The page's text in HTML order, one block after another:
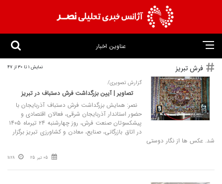
عناوین اخبار
فرش تبریز نمایش 1 تا 30 از 47
گزارش تصویری/
تصاویر | آیین بزرگداشت فرش دستباف در تبریز
نصر: همایش بزرگداشت فرش دستباف آذربایجان با
حضور استاندار آذربایجان شرقی، فعالان اقتصادی و
پیشکسوتان صنعت فرش، روز چهارشنبه ۲۴ تیرماه ۱۴۰۵
در اتاق بازرگانی، صنایع، معادن و کشاورزی تبریز برگزار
شد. عکس‌ ها از نگار دوستی
05 تیر 25 11:28